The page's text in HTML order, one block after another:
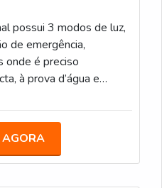
possui 3 modos de luz,
de emergência,
onde é preciso
à prova d’água e
extremos.
AGORA